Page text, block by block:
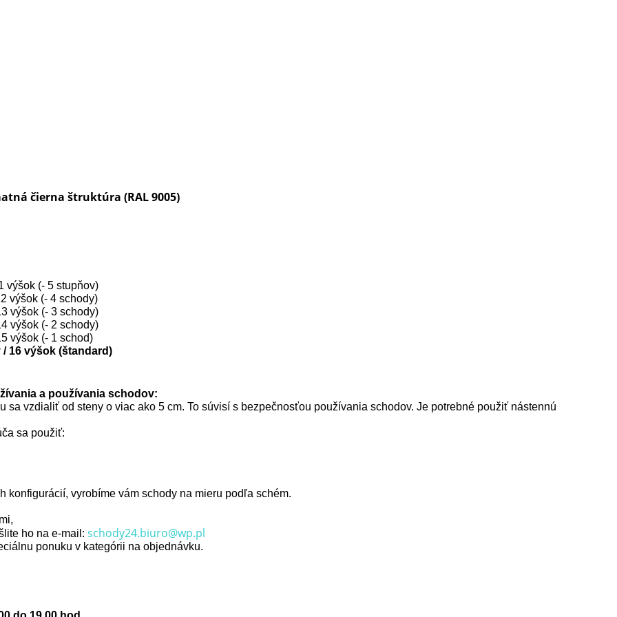
čierna štruktúra (RAL 9005)
výšok (- 5 stupňov)
výšok (- 4 schody)
výšok (- 3 schody)
výšok (- 2 schody)
výšok (- 1 schod)
16 výšok (štandard)
a používania schodov:
sa vzdialiť od steny o viac ako 5 cm. To súvisí s bezpečnosťou používania schodov. Je potrebné použiť nástennú
sa použiť:
vyrobíme vám schody na mieru podľa schém.
ho na e-mail: schody24.biuro@wp.pl
ponuku v kategórii na objednávku.